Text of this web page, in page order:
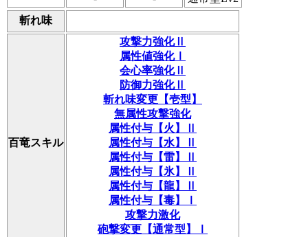
斬れ味
百竜スキル
攻撃力強化Ⅱ
属性値強化Ⅰ
会心率強化Ⅱ
防御力強化Ⅱ
斬れ味変更【壱型】
無属性攻撃強化
属性付与【火】Ⅱ
属性付与【水】Ⅱ
属性付与【雷】Ⅱ
属性付与【氷】Ⅱ
属性付与【龍】Ⅱ
属性付与【毒】Ⅰ
攻撃力激化
砲撃変更【通常型】Ⅰ